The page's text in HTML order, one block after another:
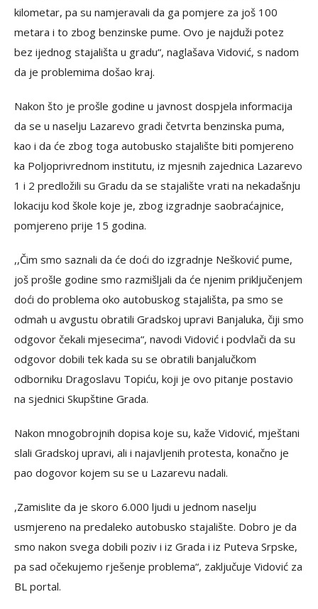
kilometar, pa su namjeravali da ga pomjere za još 100
metara i to zbog benzinske pume. Ovo je najduži potez
bez ijednog stajališta u gradu“, naglašava Vidović, s nadom
da je problemima došao kraj.
Nakon što je prošle godine u javnost dospjela informacija
da se u naselju Lazarevo gradi četvrta benzinska puma,
kao i da će zbog toga autobusko stajalište biti pomjereno
ka Poljoprivrednom institutu, iz mjesnih zajednica Lazarevo
1 i 2 predložili su Gradu da se stajalište vrati na nekadašnju
lokaciju kod škole koje je, zbog izgradnje saobraćajnice,
pomjereno prije 15 godina.
,,Čim smo saznali da će doći do izgradnje Nešković pume,
još prošle godine smo razmišljali da će njenim priključenjem
doći do problema oko autobuskog stajališta, pa smo se
odmah u avgustu obratili Gradskoj upravi Banjaluka, čiji smo
odgovor čekali mjesecima“, navodi Vidović i podvlači da su
odgovor dobili tek kada su se obratili banjalučkom
odborniku Dragoslavu Topiću, koji je ovo pitanje postavio
na sjednici Skupštine Grada.
Nakon mnogobrojnih dopisa koje su, kaže Vidović, mještani
slali Gradskoj upravi, ali i najavljenih protesta, konačno je
pao dogovor kojem su se u Lazarevu nadali.
,Zamislite da je skoro 6.000 ljudi u jednom naselju
usmjereno na predaleko autobusko stajalište. Dobro je da
smo nakon svega dobili poziv i iz Grada i iz Puteva Srpske,
pa sad očekujemo rješenje problema“, zaključuje Vidović za
BL portal.